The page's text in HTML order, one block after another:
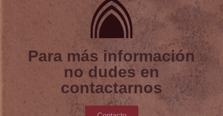
Para más información
no dudes en
contactarnos